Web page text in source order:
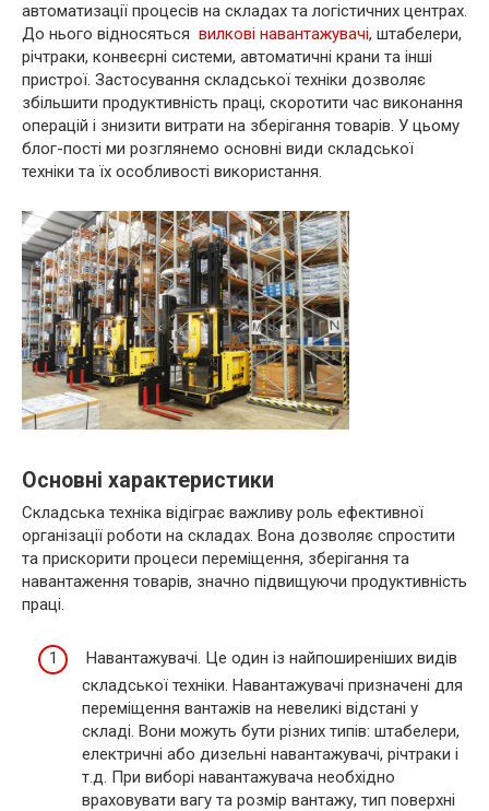
автоматизації процесів на складах та логістичних центрах.
До нього відносяться вилкові навантажувачі, штабелери,
річтраки, конвеєрні системи, автоматичні крани та інші
пристрої. Застосування складської техніки дозволяє
збільшити продуктивність праці, скоротити час виконання
операцій і знизити витрати на зберігання товарів. У цьому
блог-пості ми розглянемо основні види складської
техніки та їх особливості використання.
Основні характеристики
Складська техніка відіграє важливу роль ефективної
організації роботи на складах. Вона дозволяє спростити
та прискорити процеси переміщення, зберігання та
навантаження товарів, значно підвищуючи продуктивність
праці.
Навантажувачі. Це один із найпоширеніших видів
складської техніки. Навантажувачі призначені для
переміщення вантажів на невеликі відстані у
складі. Вони можуть бути різних типів: штабелери,
електричні або дизельні навантажувачі, річтраки і
т.д. При виборі навантажувача необхідно
враховувати вагу та розмір вантажу, тип поверхні